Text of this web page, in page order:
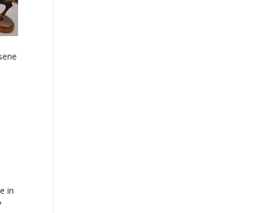
in